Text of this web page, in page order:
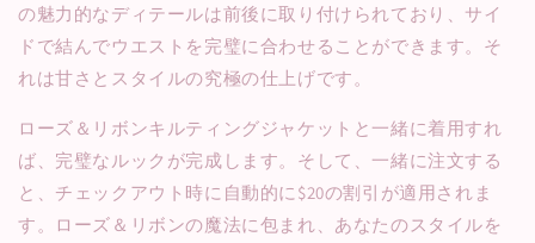
の魅力的なディテールは前後に取り付けられており、サイ
ドで結んでウエストを完璧に合わせることができます。そ
れは甘さとスタイルの究極の仕上げです。
ローズ＆リボンキルティングジャケット と一緒に着用すれ
ば、完璧なルックが完成します。そして、一緒に注文する
と、チェックアウト時に自動的に$20の割引が適用されま
す。ローズ＆リボンの魔法に包まれ、あなたのスタイルを